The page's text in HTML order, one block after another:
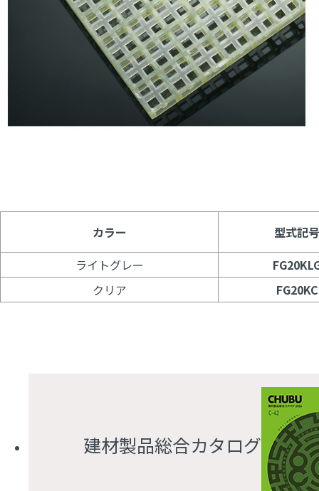
カラー
型式記号
ライトグレー
クリア
FG20KC
建材製品総合カタログ